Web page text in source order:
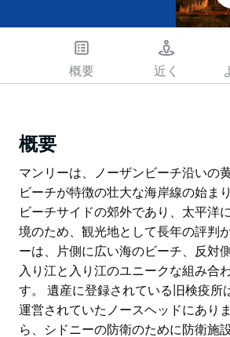
概要 近く
概要
マンリーは、ノーザンビーチ沿いの
ビーチが特徴の壮大な海岸線の始ま
ビーチサイドの郊外であり、太平洋
境のため、観光地として長年の評判
ーは、片側に広い海のビーチ、反対
入り江と入り江のユニークな組み合
す。 遺産に登録されている旧検疫所
運営されていたノースヘッドにあり
ら、シドニーの防衛のために防衛施